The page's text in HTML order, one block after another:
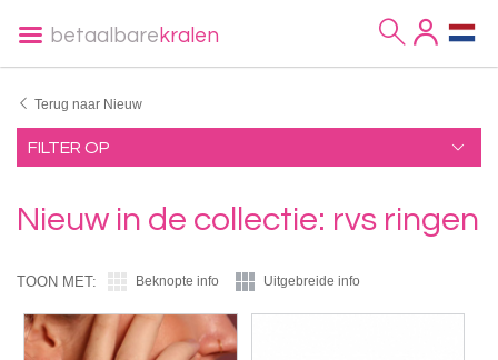
betaalbare kralen
Terug naar Nieuw
FILTER OP
Nieuw in de collectie: rvs ringen
TOON MET: Beknopte info Uitgebreide info